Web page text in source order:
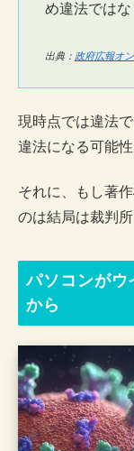
め違法ではな
出典： 政府広報オ
現時点では違法
違法になる可能
それに、もし著
のは結局は裁判所
パソコンがウ
から